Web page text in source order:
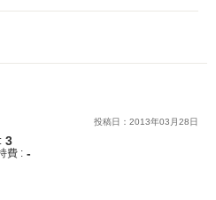
投稿日： 2013年03 月28日
3
費 : -